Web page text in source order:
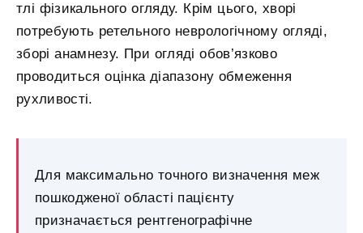
тлі фізикального огляду. Крім цього, хворі
потребують ретельного неврологічному огляді,
зборі анамнезу. При огляді обов’язково
проводиться оцінка діапазону обмеження
рухливості.
Для максимально точного визначення меж
пошкодженої області пацієнту
призначається рентгенографічне